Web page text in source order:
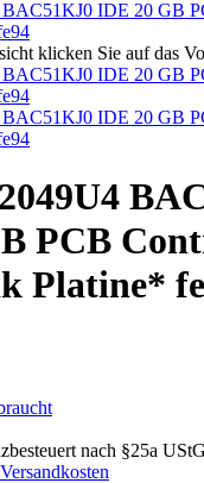
klicken Sie auf das
PCB
Platine*
nach §25a UStG
Versandkosten